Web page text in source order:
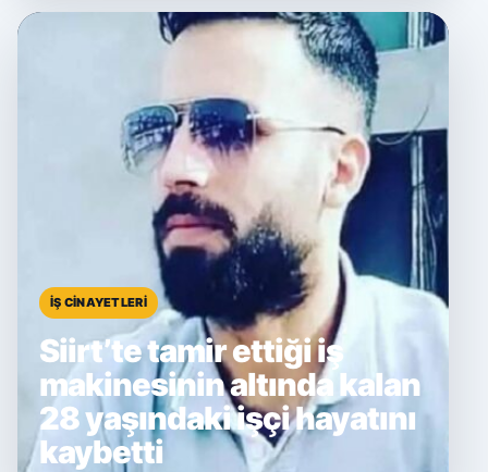
İŞ CINAYETLERI
Siirt’te tamir ettiği iş
makinesinin altında kalan
28 yaşındaki işçi hayatını
kaybetti